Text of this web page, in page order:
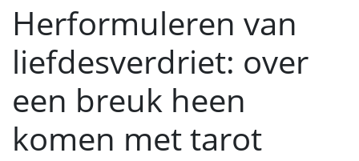
Herformuleren van
liefdesverdriet: over
een breuk heen
komen met tarot